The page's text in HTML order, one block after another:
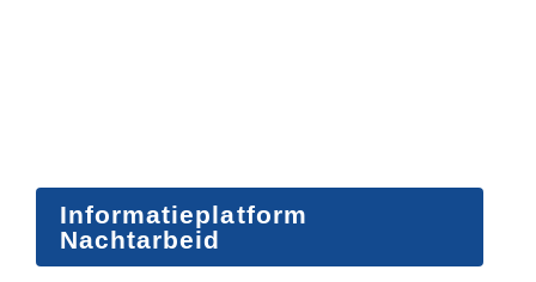
Informatieplatform
Nachtarbeid